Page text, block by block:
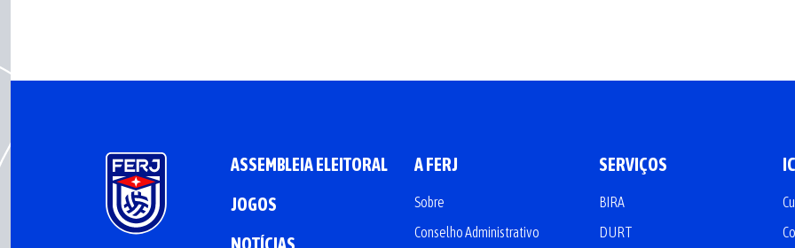
ASSEMBLEIA ELEITORAL
JOGOS
NOTÍCIAS
A FERJ
Sobre
Conselho Administrativo
SERVIÇOS
BIRA
DURT